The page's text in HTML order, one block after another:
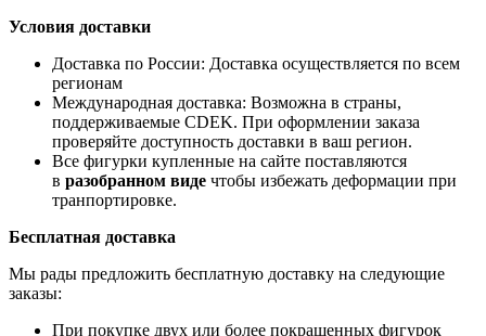
Условия доставки
Доставка по России: Доставка осуществляется по всем
регионам
Международная доставка: Возможна в страны,
поддерживаемые CDEK. При оформлении заказа
проверяйте доступность доставки в ваш регион.
Все фигурки купленные на сайте поставляются
в разобранном виде чтобы избежать деформации при
транпортировке.
Бесплатная доставка
Мы рады предложить бесплатную доставку на следующие
заказы:
При покупке двух или более покрашенных фигурок